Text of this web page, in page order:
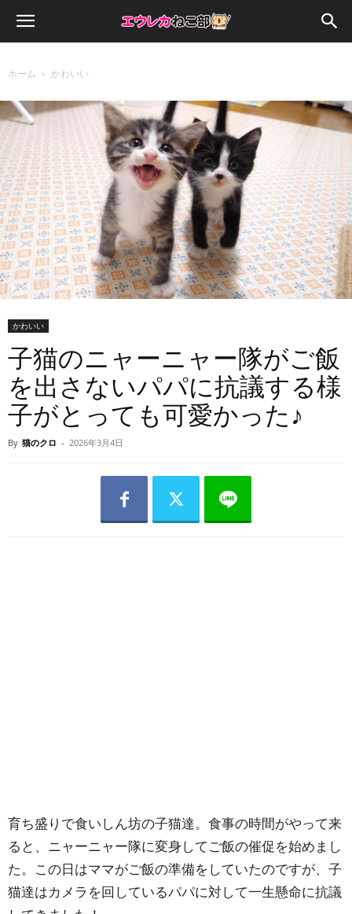
ホーム かわいい
かわいい
子猫のニャーニャー隊がご飯
を出さないパパに抗議する様
子がとっても可愛かった♪
By 猫のクロ - 2026年3月4日
育ち盛りで食いしん坊の子猫達。食事の時間がやって来
ると、ニャーニャー隊に変身してご飯の催促を始めまし
た。この日はママがご飯の準備をしていたのですが、子
猫達はカメラを回しているパパに対して一生懸命に抗議